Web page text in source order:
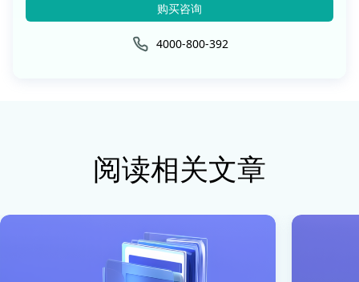
购买咨询
4000-800-392
阅读相关文章